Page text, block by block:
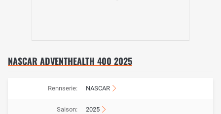
NASCAR ADVENTHEALTH 400 2025
Rennserie: NASCAR
Saison: 2025